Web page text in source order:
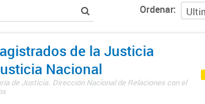
Ordenar
de la Justicia
Nacional
de Justicia. Dirección Nacional de Relaciones con el